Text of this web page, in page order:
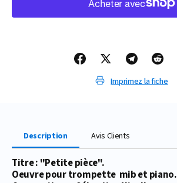
Imprimez la fiche
Description Avis Clients
Titre : "Petite pièce".
Oeuvre pour trompette mib et piano.